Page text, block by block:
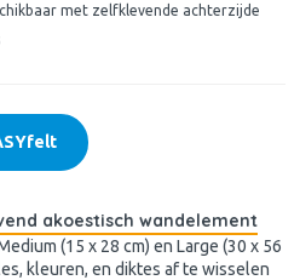
met zelfklevende achterzijde
akoestisch wandelement
(15 x 28 cm) en Large (30 x 56
kleuren, en diktes af te wisselen